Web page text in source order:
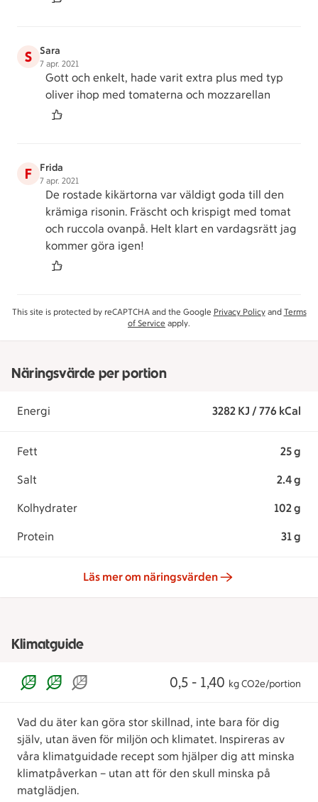
S Sara
7 apr. 2021
Gott och enkelt, hade varit extra plus med typ
oliver ihop med tomaterna och mozzarellan
F Frida
7 apr. 2021
De rostade kikärtorna var väldigt goda till den
krämiga risonin. Fräscht och krispigt med tomat
och ruccola ovanpå. Helt klart en vardagsrätt jag
kommer göra igen!
This site is protected by reCAPTCHA and the Google Privacy Policyand Terms
of Service apply.
Näringsvärde per portion
Energi 3282 KJ / 776 kCal
Fett 25 g
Salt 2.4 g
Kolhydrater 102 g
Protein 31 g
Läs mer om näringsvärden
Klimatguide
0,5 - 1,40 kg CO2e/portion
Vad du äter kan göra stor skillnad, inte bara för dig
själv, utan även för miljön och klimatet. Inspireras av
våra klimatguidade recept som hjälper dig att minska
klimatpåverkan – utan att för den skull minska på
matglädjen.